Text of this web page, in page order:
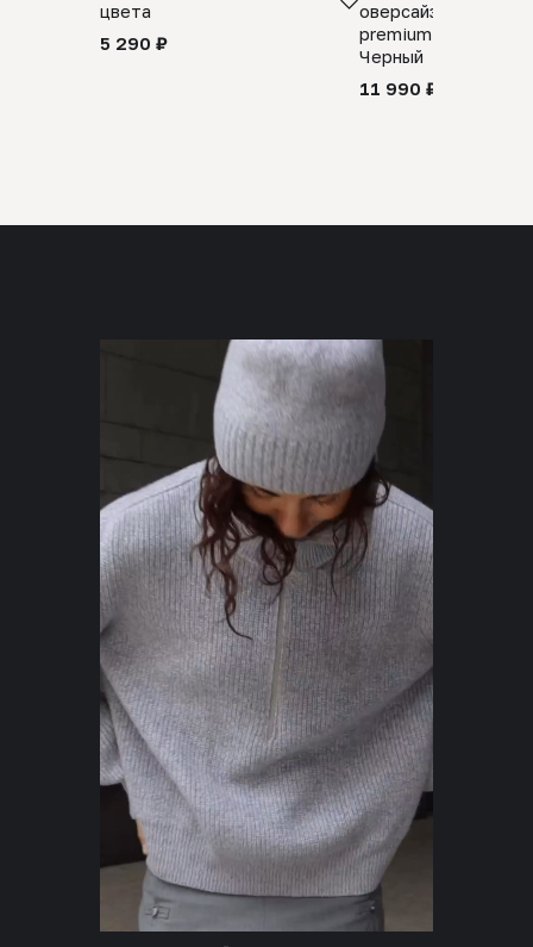
цвета
5 290 ₽
оверсайз 100%
premium merino
Черный
11 990 ₽